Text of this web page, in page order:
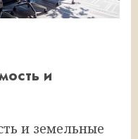
и
и земельные